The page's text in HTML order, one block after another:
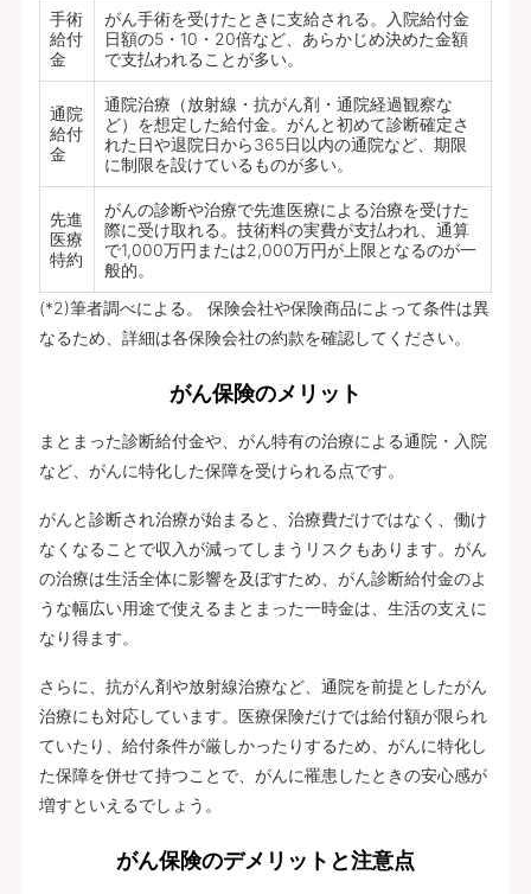
手術
給付
金
がん手術を受けたときに支給される。入院給付金
日額の5・10・20倍など、あらかじめ決めた金額
で支払われることが多い。
通院
給付
金
通院治療（放射線・抗がん剤・通院経過観察な
ど）を想定した給付金。がんと初めて診断確定さ
れた日や退院日から365日以内の通院など、期限
に制限を設けているものが多い。
先進
医療
特約
がんの診断や治療で先進医療による治療を受けた
際に受け取れる。技術料の実費が支払われ、通算
で1,000万円または2,000万円が上限となるのが一
般的。
(*2)筆者調べによる。 保険会社や保険商品によって条件は異
なるため、詳細は各保険会社の約款を確認してください。
がん保険のメリット
まとまった診断給付金や、がん特有の治療による通院・入院
など、がんに特化した保障を受けられる点です。
がんと診断され治療が始まると、治療費だけではなく、働け
なくなることで収入が減ってしまうリスクもあります。がん
の治療は生活全体に影響を及ぼすため、がん診断給付金のよ
うな幅広い用途で使えるまとまった一時金は、生活の支えに
なり得ます。
さらに、抗がん剤や放射線治療など、通院を前提としたがん
治療にも対応しています。医療保険だけでは給付額が限られ
ていたり、給付条件が厳しかったりするため、がんに特化し
た保障を併せて持つことで、がんに罹患したときの安心感が
増すといえるでしょう。
がん保険のデメリットと注意点